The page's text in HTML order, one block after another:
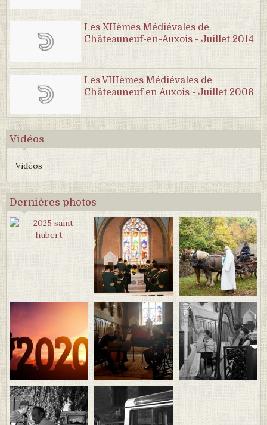
Les XIIèmes Médiévales de
Châteauneuf-en-Auxois - Juillet 2014
Les VIIIèmes Médiévales de
Châteauneuf en Auxois - Juillet 2006
Vidéos
Vidéos
Dernières photos